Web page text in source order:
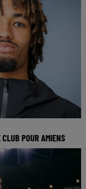
POUR AMIENS